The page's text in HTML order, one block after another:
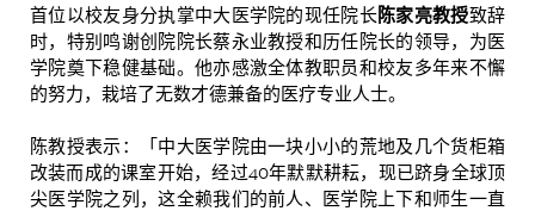
首位以校友身分执掌中大医学院的现任院长陈家亮教授致辞
时，特别鸣谢创院院长蔡永业教授和历任院长的领导，为医
学院奠下稳健基础。他亦感激全体教职员和校友多年来不懈
的努力，栽培了无数才德兼备的医疗专业人士。
陈教授表示：「中大医学院由一块小小的荒地及几个货柜箱
改装而成的课室开始，经过40年默默耕耘，现已跻身全球顶
尖医学院之列，这全赖我们的前人、医学院上下和师生一直